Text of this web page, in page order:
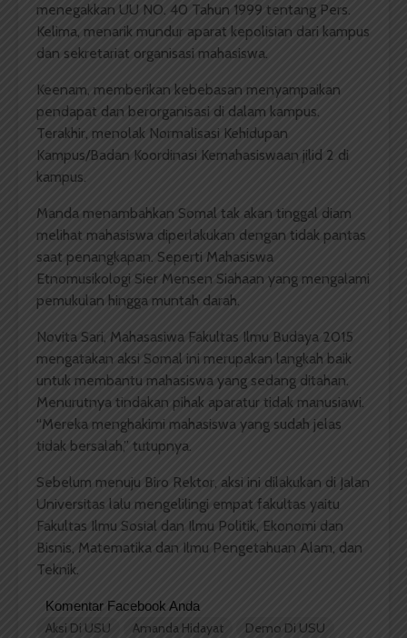
menegakkan UU NO. 40 Tahun 1999 tentang Pers.
Kelima, menarik mundur aparat kepolisian dari kampus
dan sekretariat organisasi mahasiswa.
Keenam, memberikan kebebasan menyampaikan
pendapat dan berorganisasi di dalam kampus.
Terakhir, menolak Normalisasi Kehidupan
Kampus/Badan Koordinasi Kemahasiswaan jilid 2 di
kampus.
Manda menambahkan Somal tak akan tinggal diam
melihat mahasiswa diperlakukan dengan tidak pantas
saat penangkapan. Seperti Mahasiswa
Etnomusikologi Sier Mensen Siahaan yang mengalami
pemukulan hingga muntah darah.
Novita Sari, Mahasasiwa Fakultas Ilmu Budaya 2015
mengatakan aksi Somal ini merupakan langkah baik
untuk membantu mahasiswa yang sedang ditahan.
Menurutnya tindakan pihak aparatur tidak manusiawi.
“Mereka menghakimi mahasiswa yang sudah jelas
tidak bersalah,” tutupnya.
Sebelum menuju Biro Rektor, aksi ini dilakukan di Jalan
Universitas lalu mengelilingi empat fakultas yaitu
Fakultas Ilmu Sosial dan Ilmu Politik, Ekonomi dan
Bisnis, Matematika dan Ilmu Pengetahuan Alam, dan
Teknik.
Komentar Facebook Anda
Aksi Di USU Amanda Hidayat
Demo Di USU